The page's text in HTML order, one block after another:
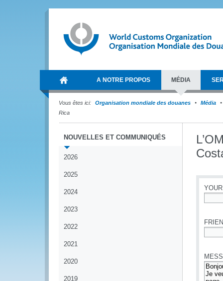
A NOTRE PROPOS MÉDIA
Vous êtes ici: Organisation mondiale des douanes
Média
Rica
NOUVELLES ET COMMUNIQUÉS
2026
2025
2024
2023
2022
2021
2020
2019